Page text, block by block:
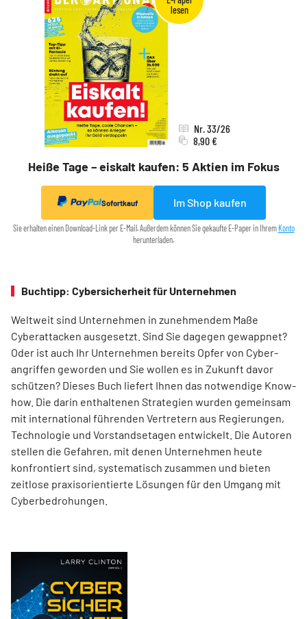
Heiße Tage – eiskalt kaufen: 5 Aktien im Fokus
Nr. 33/26
8,90 €
Sofortkauf Im Shop kaufen
Sie erhalten einen Download-Link per E-Mail. Außerdem können Sie gekaufte E-Paper in Ihrem Konto
herunterladen.
Buchtipp: Cybersicherheit für Unternehmen
Weltweit sind Unternehmen in zunehmendem Maße
Cyberattacken ausgesetzt. Sind Sie dagegen gewappnet?
Oder ist auch Ihr Unternehmen bereits Opfer von Cyber-
angriffen geworden und Sie wollen es in Zukunft davor
schützen? Dieses Buch liefert Ihnen das notwendige Know-
how. Die darin enthaltenen Strategien wurden gemeinsam
mit international führenden Vertretern aus Regierungen,
Technologie und Vorstandsetagen entwickelt. Die Autoren
stellen die Gefahren, mit denen Unternehmen heute
konfrontiert sind, systematisch zusammen und bieten
zeitlose praxisorientierte Lösungen für den Umgang mit
Cyberbedrohungen.